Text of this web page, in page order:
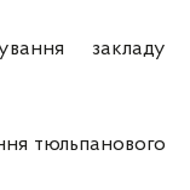
закладу
тюльпанового